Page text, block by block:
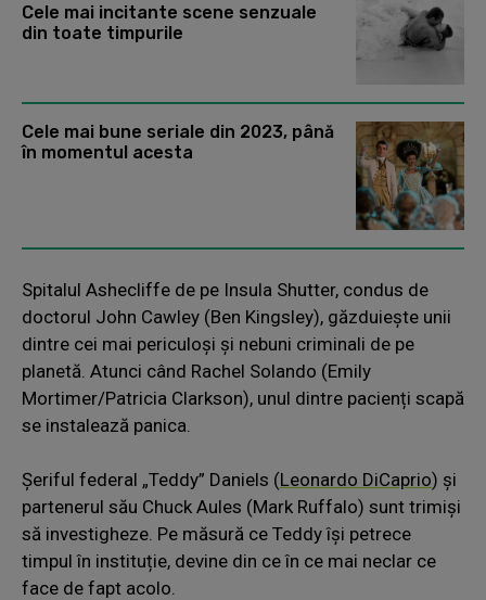
Cele mai incitante scene senzuale
din toate timpurile
Cele mai bune seriale din 2023, până
în momentul acesta
Spitalul Ashecliffe de pe Insula Shutter, condus de
doctorul John Cawley (Ben Kingsley), găzduiește unii
dintre cei mai periculoși și nebuni criminali de pe
planetă. Atunci când Rachel Solando (Emily
Mortimer/Patricia Clarkson), unul dintre pacienți scapă
se instalează panica.
Șeriful federal „Teddy” Daniels (Leonardo DiCaprio) și
partenerul său Chuck Aules (Mark Ruffalo) sunt trimiși
să investigheze. Pe măsură ce Teddy își petrece
timpul în instituție, devine din ce în ce mai neclar ce
face de fapt acolo.